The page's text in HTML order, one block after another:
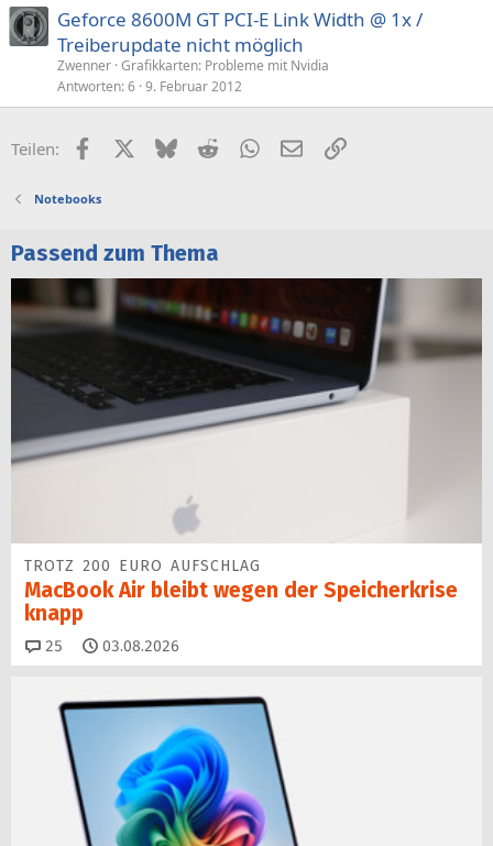
Geforce 8600M GT PCI-E Link Width @ 1x /
Treiberupdate nicht möglich
Zwenner Grafikkarten: Probleme mit Nvidia
Antworten 6 9. Februar 2012
Teilen: FacebookX (Twitter)
BlueskyRedditWhatsApp
E-MailLink
Notebooks
Passend zum Thema
TROTZ 200 EURO AUFSCHLAG
MacBook Air bleibt wegen der Speicherkrise
knapp
25 Kommentare
03.08.2026